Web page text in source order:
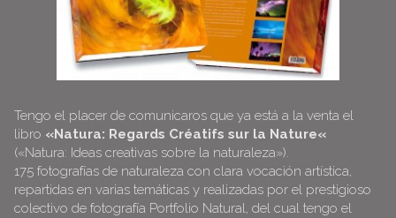
Tengo el placer de comunicaros que ya está a la venta el
libro «Natura: Regards Créatifs sur la Nature«
(«Natura: Ideas creativas sobre la naturaleza»).
175 fotografías de naturaleza con clara vocación artística,
repartidas en varias temáticas y realizadas por el prestigioso
colectivo de fotografía Portfolio Natural, del cual tengo el